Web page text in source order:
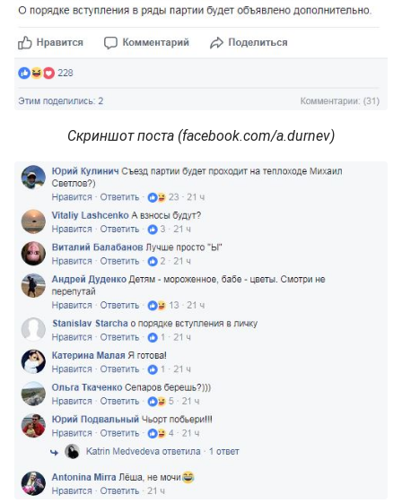
Скриншот поста (facebook.com/a.durnev)